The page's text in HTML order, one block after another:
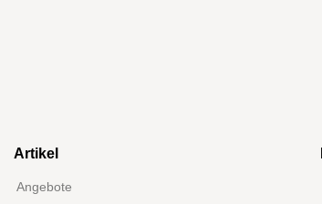
Artikel
Angebote